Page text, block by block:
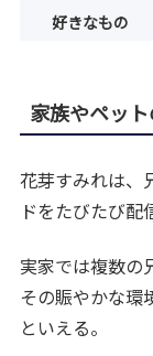
好きなもの
家族やペッ
花芽すみれは、
ドをたびたび配
実家では複数の
その賑やかな環
といえる。